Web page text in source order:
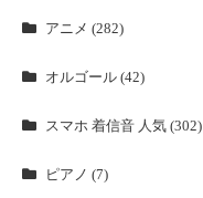
アニメ (282)
オルゴール (42)
スマホ 着信音 人気 (302)
ピアノ (7)